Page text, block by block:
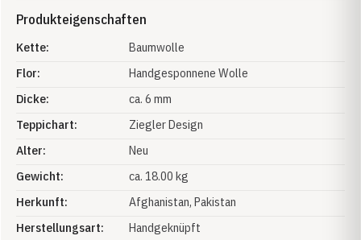
Produkteigenschaften
Kette:
Baumwolle
Flor:
Handgesponnene Wolle
Dicke:
ca. 6 mm
Teppichart:
Ziegler Design
Alter:
Neu
Gewicht:
ca. 18.00 kg
Herkunft:
Afghanistan, Pakistan
Herstellungsart:
Handgeknüpft